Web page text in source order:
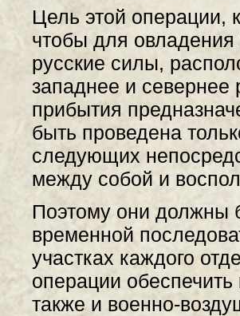
Цель этой операции,
чтобы для овладения
русские силы,
западнее и
прибытия
быть проведена
следующих
между собой и
Поэтому они должны
временной
участках каждого
операции
также и военно-